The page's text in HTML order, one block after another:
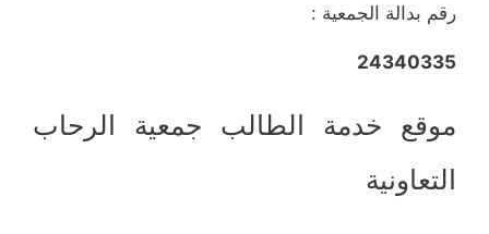
رقم بدالة الجمعية :
24340335
موقع خدمة الطالب جمعية الرحاب
التعاونية